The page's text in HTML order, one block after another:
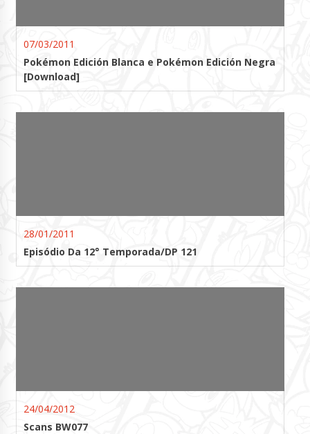
07/03/2011
Pokémon Edición Blanca e Pokémon Edición Negra
[Download]
28/01/2011
Episódio Da 12° Temporada/DP 121
24/04/2012
Scans BW077